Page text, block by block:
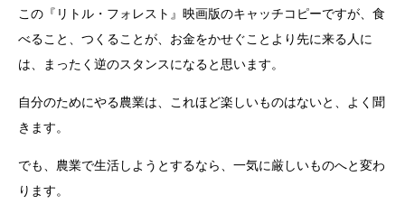
この『リトル・フォレスト』映画版のキャッチコピーですが、食
べること、つくることが、お金をかせぐことより先に来る人に
は、まったく逆のスタンスになると思います。
自分のためにやる農業は、これほど楽しいものはないと、よく聞
きます。
でも、農業で生活しようとするなら、一気に厳しいものへと変わ
ります。